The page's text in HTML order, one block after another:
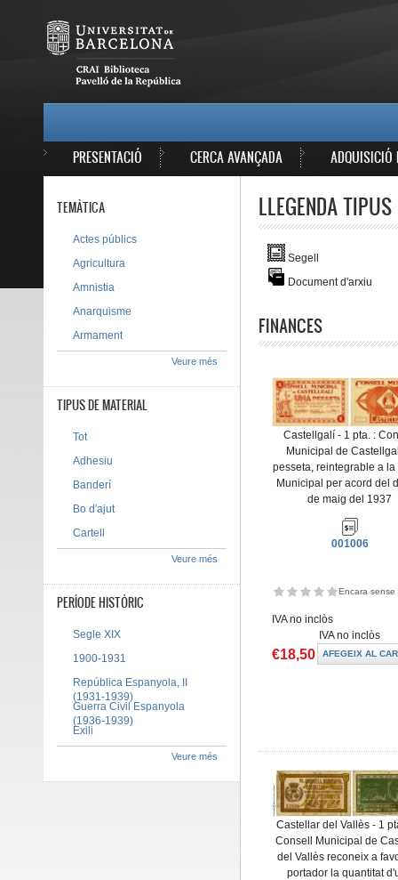
PRESENTACIÓ CERCA AVANÇADA ADQUISICIÓ
LLEGENDA
Segell
Document d'arxiu
FINANCES
Castellgalí - 1 pta. :
Municipal de
pesseta, reintegrable a
Municipal per acord del
de maig del 1937
001006
Encara sense
IVA no inclòs
IVA no inclòs
€18,50
Castellar del Vallès - 1
Consell Municipal de
del Vallès reconeix a
portador la quantitat
TEMÀTICA
Actes públics
Agricultura
Amnistia
Anarquisme
Armament
Veure més
TIPUS DE MATERIAL
Tot
Adhesiu
Banderí
Bo d'ajut
Cartell
Veure més
PERÍODE HISTÒRIC
Segle XIX
1900-1931
República Espanyola, II
(1931-1939)
Guerra Civil Espanyola
(1936-1939)
Exili
Veure més